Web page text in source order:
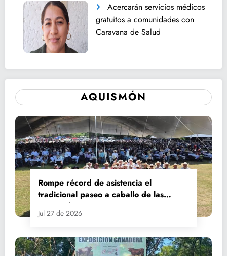
Acercarán servicios médicos
gratuitos a comunidades con
Caravana de Salud
AQUISMÓN
Rompe récord de asistencia el
tradicional paseo a caballo de las
Fiestas de Santiago y Santa Ana
Jul 27 de 2026